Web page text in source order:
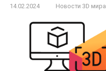
14.02.2024 Новости 3D мира